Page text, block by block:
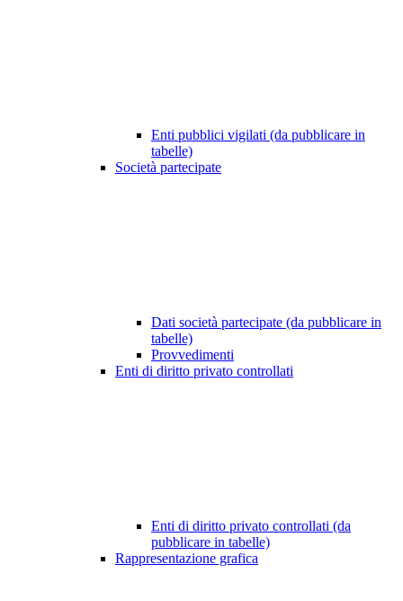
Enti pubblici vigilati (da pubblicare in
tabelle)
Società partecipate
Dati società partecipate (da pubblicare in
tabelle)
Provvedimenti
Enti di diritto privato controllati
Enti di diritto privato controllati (da
pubblicare in tabelle)
Rappresentazione grafica